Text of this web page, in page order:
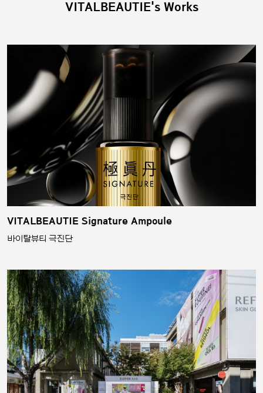
VITALBEAUTIE's Works
VITALBEAUTIE Signature Ampoule
바이탈뷰티 극진단